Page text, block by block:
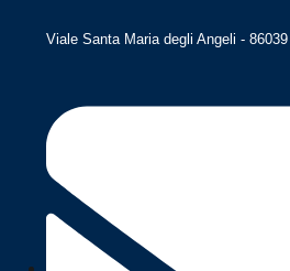
Viale Santa Maria degli Angeli -